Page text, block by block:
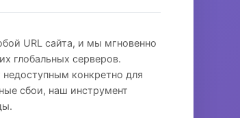
URL сайта, и мы мгновенно
глобальных серверов.
конкретно для
сбои, наш инструмент